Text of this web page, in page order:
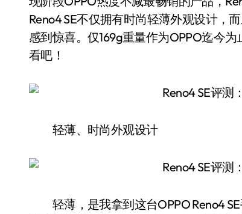
Reno4 SE不仅拥有时尚轻薄外观设计，
感到惊喜。仅169g重量作为OPPO迄今
看吧！
轻薄、时尚外观设计
轻薄，是我拿到这台OPPO Reno4 SE